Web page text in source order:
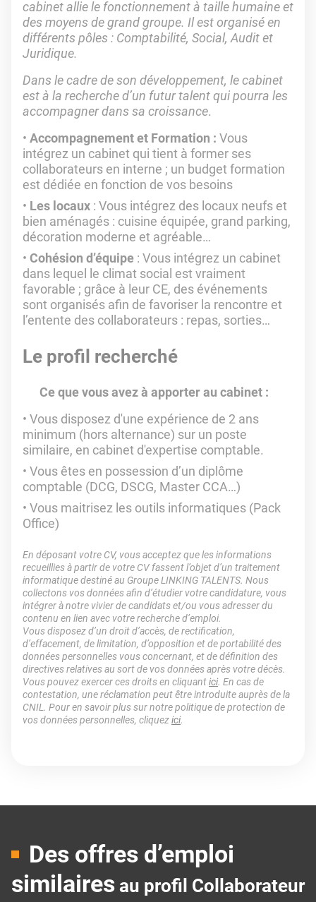
cabinet allie le fonctionnement à taille humaine et
des moyens de grand groupe. Il est organisé en
différents pôles : Comptabilité, Social, Audit et
Juridique.
Dans le cadre de son développement, le cabinet
est à la recherche d’un futur talent qui pourra les
accompagner dans sa croissance.
Accompagnement et Formation : Vous
intégrez un cabinet qui tient à former ses
collaborateurs en interne ; un budget formation
est dédiée en fonction de vos besoins
Les locaux : Vous intégrez des locaux neufs et
bien aménagés : cuisine équipée, grand parking,
décoration moderne et agréable…
Cohésion d’équipe : Vous intégrez un cabinet
dans lequel le climat social est vraiment
favorable ; grâce à leur CE, des événements
sont organisés afin de favoriser la rencontre et
l’entente des collaborateurs : repas, sorties…
Le profil recherché
Ce que vous avez à apporter au cabinet :
Vous disposez d'une expérience de 2 ans
minimum (hors alternance) sur un poste
similaire, en cabinet d'expertise comptable.
Vous êtes en possession d’un diplôme
comptable (DCG, DSCG, Master CCA…)
Vous maitrisez les outils informatiques (Pack
Office)
En déposant votre CV, vous acceptez que les informations
recueillies à partir de votre CV fassent l’objet d’un traitement
informatique destiné au Groupe LINKING TALENTS. Nous
collectons vos données afin d’étudier votre candidature, vous
intégrer à notre vivier de candidats et/ou vous adresser du
contenu en lien avec votre recherche d’emploi.
Vous disposez d’un droit d’accès, de rectification,
d’effacement, de limitation, d’opposition et de portabilité des
données personnelles vous concernant, et de définition des
directives relatives au sort de vos données après votre décès.
Vous pouvez exercer ces droits en cliquantici. En cas de
contestation, une réclamation peut être introduite auprès de la
CNIL. Pour en savoir plus sur notre politique de protection de
vos données personnelles, cliquezici.
Des offres d’emploi
similaires au profil Collaborateur